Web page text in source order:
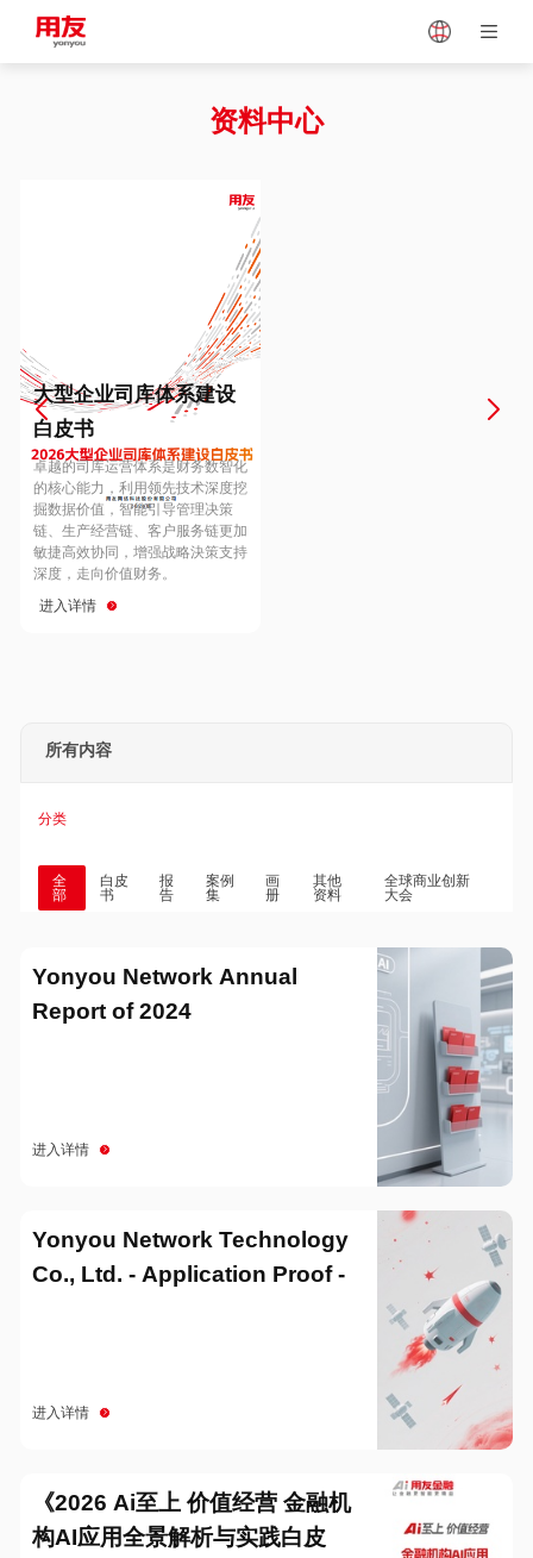
Vietnam
Europe
Hungary
Hong Kong
资料中心
大型企业司库体系建设
白皮书
卓越的司库运营体系是财务数智化
的核心能力，利用领先技术深度挖
掘数据价值，智能引导管理决策
链、生产经营链、客户服务链更加
敏捷高效协同，增强战略決策支持
深度，走向价值财务。
进入详情
所有内容
分类
全
部
白皮
书
报
告
案例
集
画
册
其他
资料
全球商业创新
大会
Yonyou Network Annual
Report of 2024
进入详情
Yonyou Network Technology
Co., Ltd. - Application Proof -
进入详情
《2026 Ai至上 价值经营 金融机
构AI应用全景解析与实践白皮